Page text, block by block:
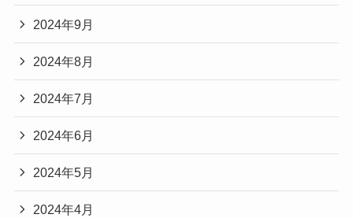
2024年9月
2024年8月
2024年7月
2024年6月
2024年5月
2024年4月